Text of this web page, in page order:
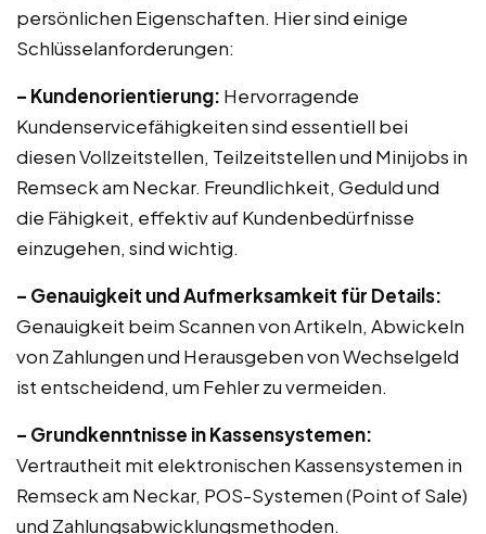
persönlichen Eigenschaften. Hier sind einige
Schlüsselanforderungen:
– Kundenorientierung: Hervorragende
Kundenservicefähigkeiten sind essentiell bei
diesen Vollzeitstellen, Teilzeitstellen und Minijobs in
Remseck am Neckar. Freundlichkeit, Geduld und
die Fähigkeit, effektiv auf Kundenbedürfnisse
einzugehen, sind wichtig.
– Genauigkeit und Aufmerksamkeit für Details:
Genauigkeit beim Scannen von Artikeln, Abwickeln
von Zahlungen und Herausgeben von Wechselgeld
ist entscheidend, um Fehler zu vermeiden.
– Grundkenntnisse in Kassensystemen:
Vertrautheit mit elektronischen Kassensystemen in
Remseck am Neckar, POS-Systemen (Point of Sale)
und Zahlungsabwicklungsmethoden.